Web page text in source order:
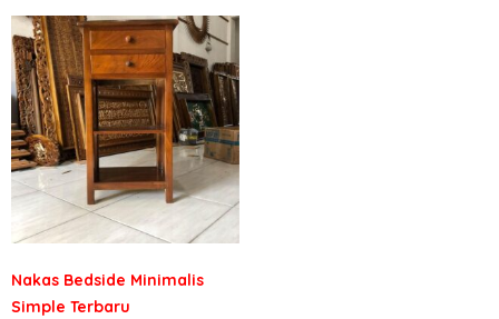
Nakas Bedside Minimalis
Simple Terbaru